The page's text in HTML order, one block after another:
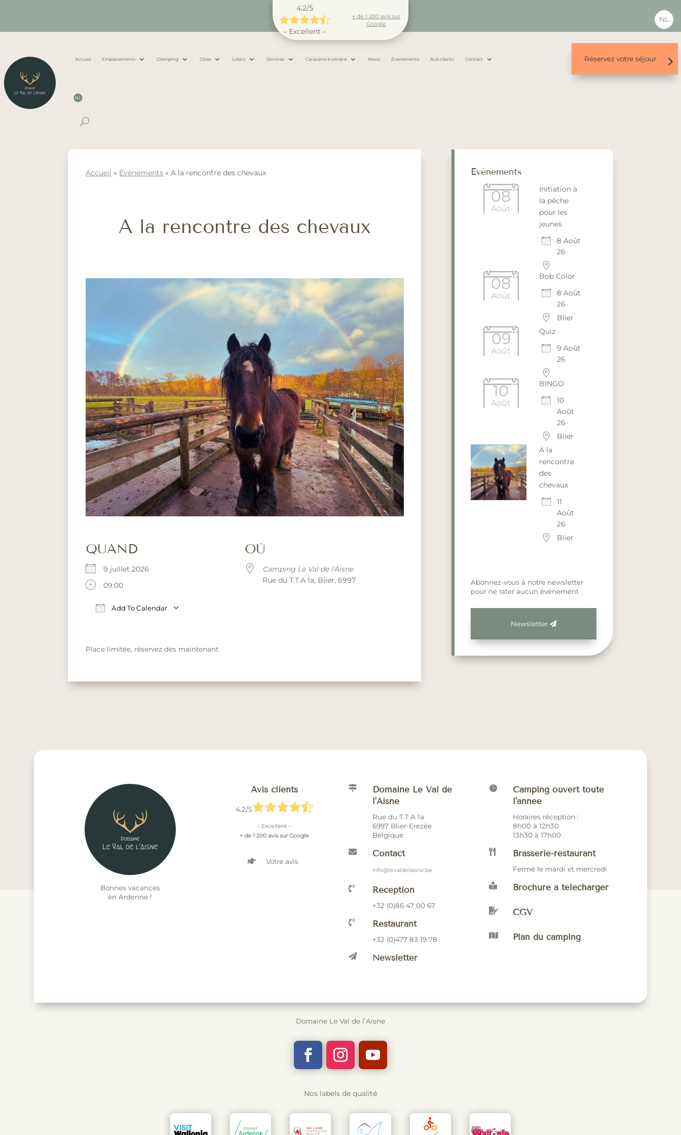
4,2/5

– Excellent –
+ de 1 200 avis sur
Google
NL
Accueil Emplacements Glamping Gîtes Loisirs Services Caravane à vendre News Événements Avis clients Contact
NL
Réservez votre séjour
Accueil » Évènements »A la rencontre des chevaux
A la rencontre des chevaux
QUAND
9 juillet 2026
09:00
Add To Calendar
OÙ
Camping Le Val de l'Aisne
Rue du T.T.A 1a, Blier, 6997
Place limitée, réservez dès maintenant
Évènements
08
Août
Initiation à
la pêche
pour les
jeunes
8 Août
26
08
Août
Bob Color
8 Août
26
Blier
09
Août
Quiz
9 Août
26
10
Août
BINGO
10
Août
26
Blier
A la
rencontre
des
chevaux
11
Août
26
Blier
Abonnez-vous à notre newsletter
pour ne rater aucun événement
Newsletter
Bonnes vacances
en Ardenne !
Avis clients
4,2/5
– Excellent –
+ de 1 200 avis sur Google
 Votre avis

Domaine Le Val de
l'Aisne
Rue du T.T.A 1a
6997 Blier-Erezée
Belgique
 Contact
info@levaldelaisne.be
 Réception
+32 (0)86 47 00 67
 Restaurant
+32 (0)477 83 19 78
 Newsletter

Camping ouvert toute
l'année
Horaires réception :
8h00 à 12h30
13h30 à 17h00
 Brasserie-restaurant
Fermé le mardi et mercredi
 Brochure à télécharger
 CGV
 Plan du camping
Domaine Le Val de l’Aisne
Nos labels de qualité